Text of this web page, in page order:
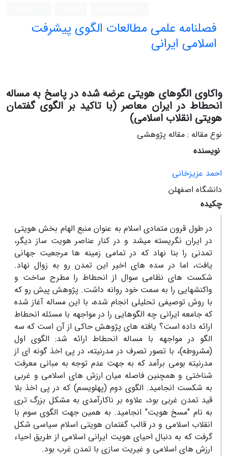
فصلنامه علمی مطالعات الگوی پیشرفت
اسلامی ایرانی
واکاوی الگوهای هویتی عرضه شده در پاسخ به مساله
انحطاط در ایران معاصر (با تاکید بر الگوی گفتمان
هویتی انقلاب اسلامی)
نوع مقاله : مقاله پژوهشی
نویسنده
احمد عزیزخانی
دانشگاه اصفهلن
چکیده
در طول قرون متمادی اسلام به عنوان منبع الهام بخش هویتی
در ایران نگریسته میشد و در کنار عناصر هویت ساز دیگر،
تمدنی را بنا نهاد که در تمامی زمینه ها مرجعیت جهانی
یافت، اما در سده های اخیر این تمدن رو به زوال نهاد.
شکست های نظامی سوال از انحطاط را مطرح ساخت و
واکنشهایی را به سمت خود روانه داشت. پژوهش پیش رو که
با روش توصیفی تحلیلی انجام شده، با این مساله آغاز شده
که جامعه ایرانی چه الگوهایی را در مواجهه با مسئله انحطاط
ارائه داده است؟ یافته های پژوهش حاکی از آن است که سه
الگو در مواجهه با مساله انحطاط ارائه شد: الگوی اول
(مشروطه)، با تصور تصرف در مدرنیته، در پی اخذ گونه ای از
مدرنیته بومی برآمد که به جهت عدم توجه به مبانی معرفت
شناختی و همچنین فاصله میان ارزش های اسلامی و غربی
به شکست انجامید. الگوی دوم (پهلویسم) که در پی اخذ بلا
قید تمدن غربی بود، علاوه بر ناکارآمدی به مشکل بزرگ تری
به نام "مسخ هویت" انجامید. به همین جهت الگوی سوم با
انقلاب اسلامی و در قالب گفتمان هویتی اسلام سیاسی شکل
گرفت که به دنبال احیای هویت ایرانی اسلامی از طریق احیاء
ارزش های اسلامی و غیریت سازی با تمدن غرب بود.